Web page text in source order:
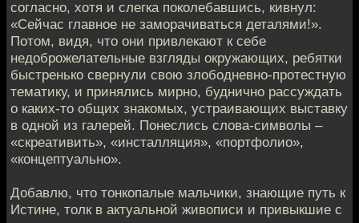
согласно, хотя и слегка поколебавшись, кивнул:
«Сейчас главное не заморачиваться деталями!».
Потом, видя, что они привлекают к себе
недоброжелательные взгляды окружающих, ребятки
быстренько свернули свою злободневно-протестную
тематику, и принялись мирно, буднично рассуждать
о каких-то общих знакомых, устраивающих выставку
в одной из галерей. Понеслись слова-символы –
«скреативить», «инсталляция», «портфолио»,
«концептуально».
Добавлю, что тонкопалые мальчики, знающие путь к
Истине, толк в актуальной живописи и привыкшие с